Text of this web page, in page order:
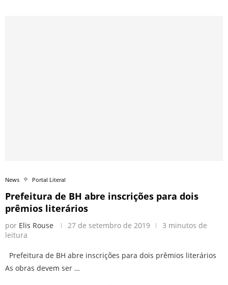
News Portal Literal
Prefeitura de BH abre inscrições para dois
prêmios literários
por Elis Rouse 27 de setembro de 2019
3 minutos de
leitura
Prefeitura de BH abre inscrições para dois prêmios literários
As obras devem ser …